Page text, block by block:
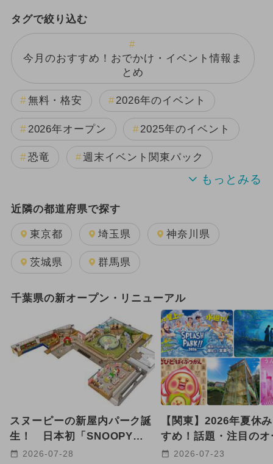
タグで絞り込む
今月のおすすめ！おでかけ・イベント情報ま
とめ
無料・格安 2026年のイベント
2026年オープン 2025年のイベント
恐竜 週末イベント関東パック
2024年のイベント
日帰り 雨の日OK キャラクター
2025年11月のイベント
2025年12月のイベント
GW(ゴールデンウィーク)
2024年7月のイベント
2026年1月のイベント
2025年3月のイベント
2025年10月のイベント
近隣の都道府県で探す
東京都 埼玉県 神奈川県
茨城県 群馬県
千葉県の新オープン・リニューアル
スヌーピーの新屋内パーク誕
生！ 日本初「SNOOPY
Playful PARK」が津田沼に
2026-07-28
【関東】2026年夏休
すめ！話題・注目のオ
リニューアルスポット
2026-07-23